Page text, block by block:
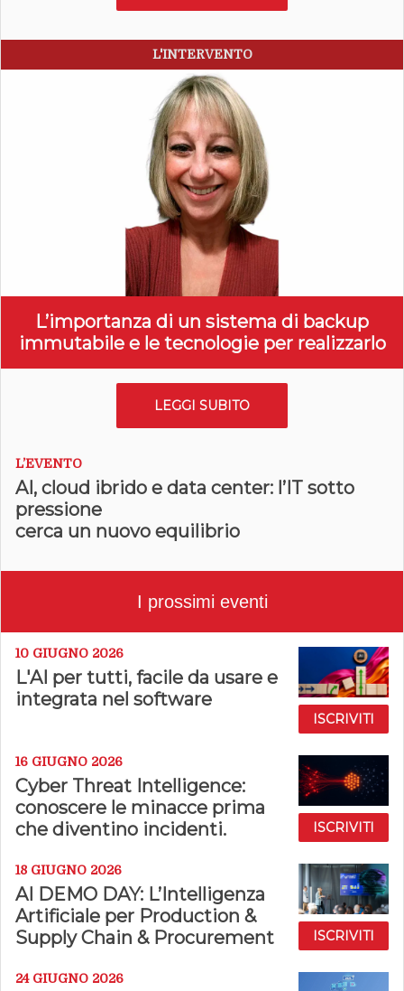
L'INTERVENTO
L’importanza di un sistema di backup
immutabile e le tecnologie per realizzarlo
LEGGI SUBITO
L’EVENTO
AI, cloud ibrido e data center: l’IT sotto
pressione
cerca un nuovo equilibrio
I prossimi eventi
10 GIUGNO 2026
L'AI per tutti, facile da usare e
integrata nel software
ISCRIVITI
16 GIUGNO 2026
Cyber Threat Intelligence:
conoscere le minacce prima
che diventino incidenti.
ISCRIVITI
18 GIUGNO 2026
AI DEMO DAY: L’Intelligenza
Artificiale per Production &
Supply Chain & Procurement
ISCRIVITI
24 GIUGNO 2026